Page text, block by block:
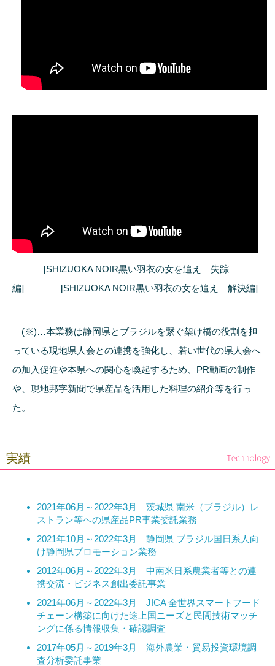
[SHIZUOKA NOIR黒い羽衣の女を追え 失踪
編] [SHIZUOKA NOIR黒い羽衣の女を追え 解決編]
(※)…本業務は静岡県とブラジルを繋ぐ架け橋の役割を担
っている現地県人会との連携を強化し、若い世代の県人会へ
の加入促進や本県への関心を喚起するため、PR動画の制作
や、現地邦字新聞で県産品を活用した料理の紹介等を行っ
た。
実績
2021年06月～2022年3月 茨城県 南米（ブラジル）レ
ストラン等への県産品PR事業委託業務
2021年10月～2022年3月 静岡県 ブラジル国日系人向
け静岡県プロモーション業務
2012年06月～2022年3月 中南米日系農業者等との連
携交流・ビジネス創出委託事業
2021年06月～2022年3月 JICA 全世界スマートフード
チェーン構築に向けた途上国ニーズと民間技術マッチ
ングに係る情報収集・確認調査
2017年05月～2019年3月 海外農業・貿易投資環境調
査分析委託事業